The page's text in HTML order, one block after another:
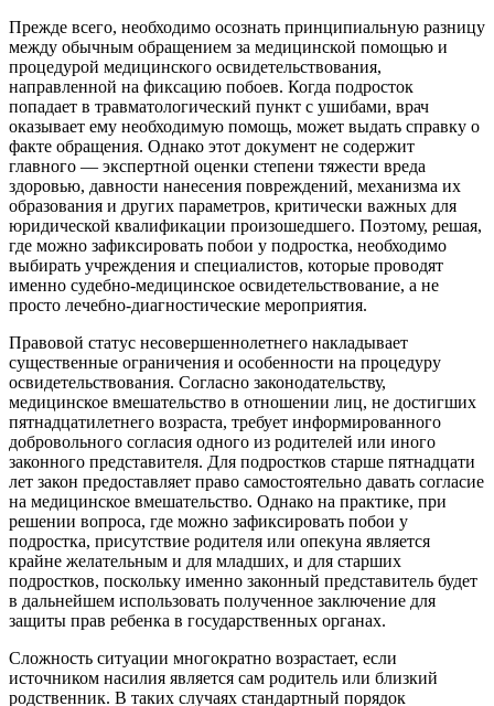
Прежде всего, необходимо осознать принципиальную разницу
между обычным обращением за медицинской помощью и
процедурой медицинского освидетельствования,
направленной на фиксацию побоев. Когда подросток
попадает в травматологический пункт с ушибами, врач
оказывает ему необходимую помощь, может выдать справку о
факте обращения. Однако этот документ не содержит
главного — экспертной оценки степени тяжести вреда
здоровью, давности нанесения повреждений, механизма их
образования и других параметров, критически важных для
юридической квалификации произошедшего. Поэтому, решая,
где можно зафиксировать побои у подростка, необходимо
выбирать учреждения и специалистов, которые проводят
именно судебно-медицинское освидетельствование, а не
просто лечебно-диагностические мероприятия.
Правовой статус несовершеннолетнего накладывает
существенные ограничения и особенности на процедуру
освидетельствования. Согласно законодательству,
медицинское вмешательство в отношении лиц, не достигших
пятнадцатилетнего возраста, требует информированного
добровольного согласия одного из родителей или иного
законного представителя. Для подростков старше пятнадцати
лет закон предоставляет право самостоятельно давать согласие
на медицинское вмешательство. Однако на практике, при
решении вопроса, где можно зафиксировать побои у
подростка, присутствие родителя или опекуна является
крайне желательным и для младших, и для старших
подростков, поскольку именно законный представитель будет
в дальнейшем использовать полученное заключение для
защиты прав ребенка в государственных органах.
Сложность ситуации многократно возрастает, если
источником насилия является сам родитель или близкий
родственник. В таких случаях стандартный порядок